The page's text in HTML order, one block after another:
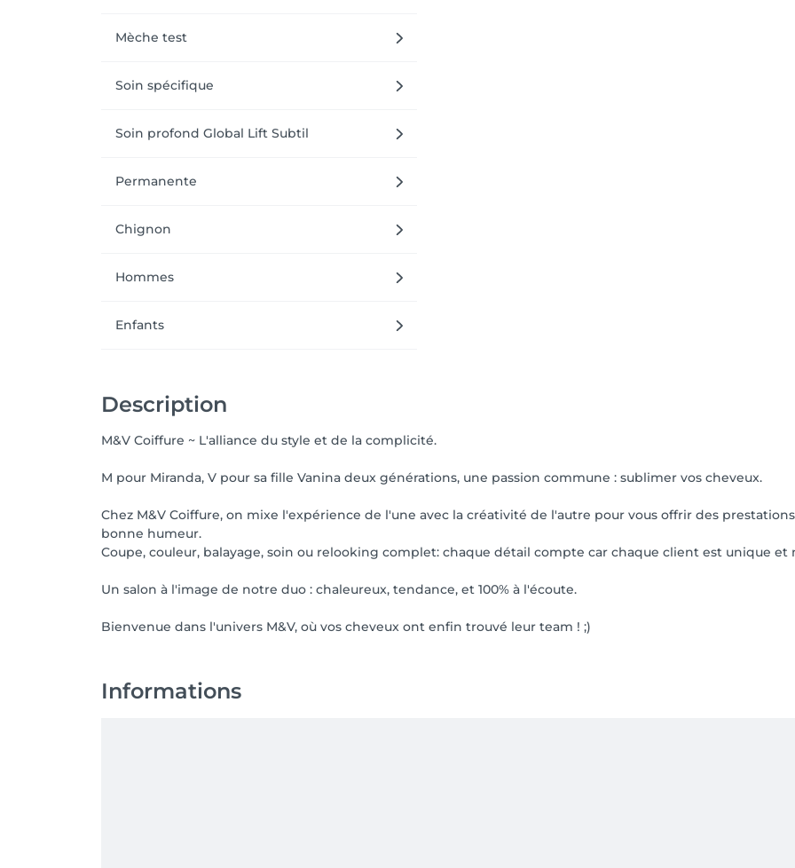
Mèche test
Soin spécifique
Soin profond Global Lift Subtil
Permanente
Chignon
Hommes
Enfants
Description
M&V Coiffure ~ L'alliance du style et de la complicité.
M pour Miranda, V pour sa fille Vanina deux générations, une passion commune : sublimer vos cheveux.
Chez M&V Coiffure, on mixe l'expérience de l'une avec la créativité de l'autre pour vous offrir des
bonne humeur.
Coupe, couleur, balayage, soin ou relooking complet: chaque détail compte car chaque client est unique et
Un salon à l'image de notre duo : chaleureux, tendance, et 100% à l'écoute.
Bienvenue dans l'univers M&V, où vos cheveux ont enfin trouvé leur team ! ;)
Informations